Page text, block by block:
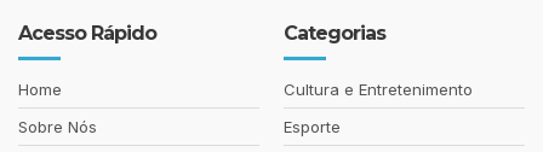
Acesso Rápido
Home
Sobre Nós
Categorias
Cultura e Entretenimento
Esporte